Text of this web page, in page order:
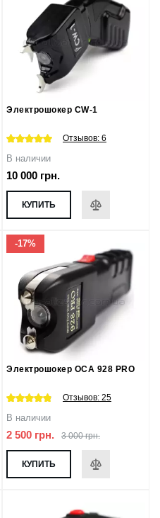
Электрошокер CW-1
Отзывов: 6
В наличии
10 000 грн.
КУПИТЬ
-17%
Электрошокер ОСА 928 PRO
Отзывов: 25
В наличии
2 500 грн. 3 000 грн.
КУПИТЬ